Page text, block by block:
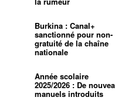
d’or
Croyance
religieuse
Entre
bricolage
mentale
01:12
mettra-t-
au
Burkina : Canal+
sanctionné pour non-
gratuité de la chaîne
nationale
Année scolaire
2025/2026 : De
manuels introduits